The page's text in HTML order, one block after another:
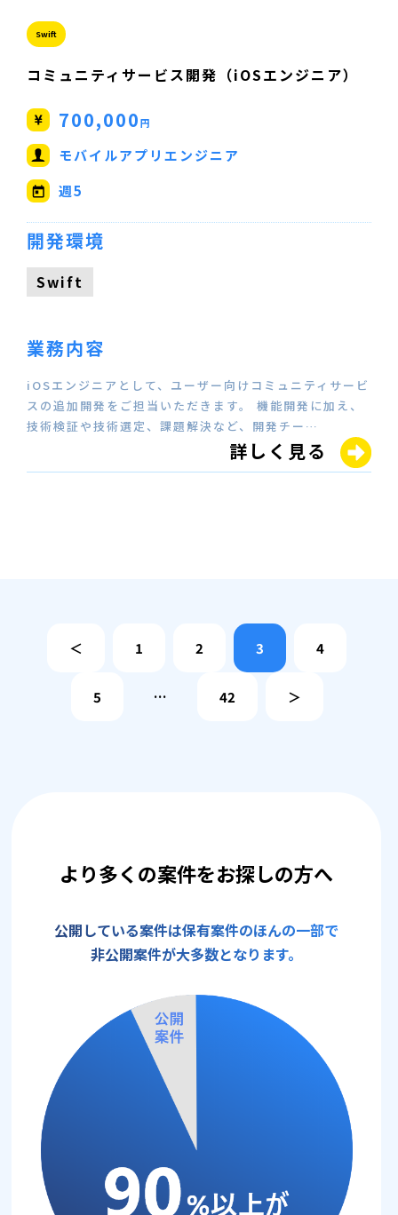
Swift
コミュニティサービス開発（iOSエンジニア）
700,000円
モバイルアプリエンジニア
週5
開発環境
Swift
業務内容
iOSエンジニアとして、ユーザー向けコミュニティサービ
スの追加開発をご担当いただきます。 機能開発に加え、
技術検証や技術選定、課題解決など、開発チー…
詳しく見る
＜ 1 2 3 4
5 … 42 ＞
より多くの案件をお探しの方へ
公開している案件は保有案件のほんの一部で
非公開案件が大多数となります。